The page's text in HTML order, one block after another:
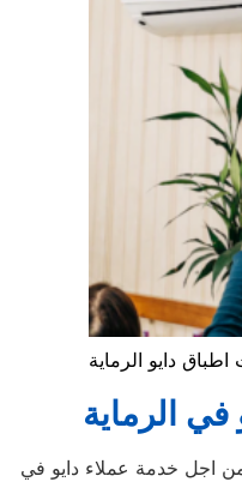
دايو الرماية
في الرماية
اجل خدمة عملاء دايو في